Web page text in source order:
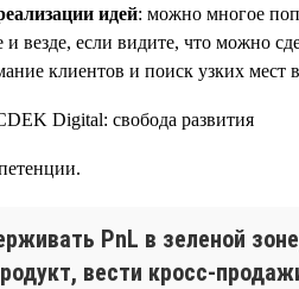
идей: можно многое
если видите, что можно
клиентов и поиск узких мест
PnL в зеленой
вести кросс-